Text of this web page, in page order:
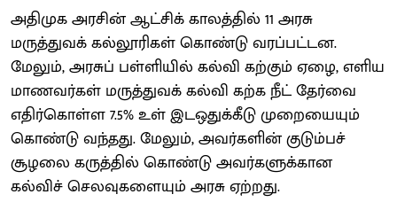
அதிமுக அரசின் ஆட்சிக் காலத்தில் 11 அரசு
மருத்துவக் கல்லூரிகள் கொண்டு வரப்பட்டன.
மேலும், அரசுப் பள்ளியில் கல்வி கற்கும் ஏழை, எளிய
மாணவர்கள் மருத்துவக் கல்வி கற்க நீட் தேர்வை
எதிர்கொள்ள 7.5% உள் இடஒதுக்கீடு முறையையும்
கொண்டு வந்தது. மேலும், அவர்களின் குடும்பச்
சூழலை கருத்தில் கொண்டு அவர்களுக்கான
கல்விச் செலவுகளையும் அரசு ஏற்றது.